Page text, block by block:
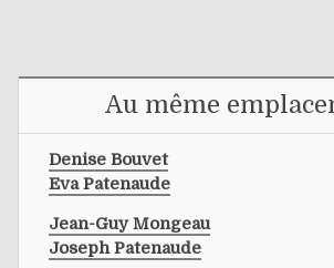
Au même
Denise Bouvet
Eva Patenaude
Jean-Guy Mongeau
Joseph Patenaude